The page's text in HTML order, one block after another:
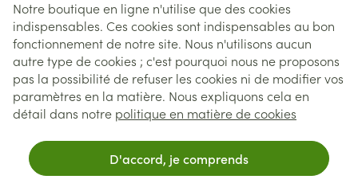
Notre boutique en ligne n'utilise que des cookies
indispensables. Ces cookies sont indispensables au bon
fonctionnement de notre site. Nous n'utilisons aucun
autre type de cookies ; c'est pourquoi nous ne proposons
pas la possibilité de refuser les cookies ni de modifier vos
paramètres en la matière. Nous expliquons cela en
détail dans notre politique en matière de cookies
D'accord, je comprends
Liens légaux
Pour un retrait au
Pour un retrait au distributeur,
sélectionnez
UNIQUEMENTles produits